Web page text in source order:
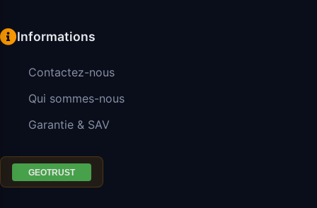
Informations
Contactez-nous
Qui sommes-nous
Garantie & SAV